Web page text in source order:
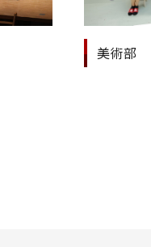
美術部